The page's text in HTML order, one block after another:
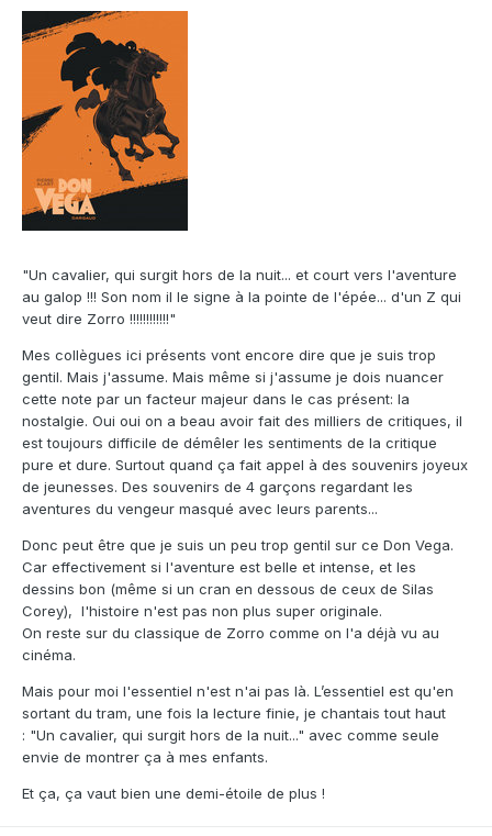
"Un cavalier, qui surgit hors de la nuit... et court vers l'aventure
au galop !!! Son nom il le signe à la pointe de l'épée... d'un Z qui
veut dire Zorro !!!!!!!!!!!!"
Mes collègues ici présents vont encore dire que je suis trop
gentil. Mais j'assume. Mais même si j'assume je dois nuancer
cette note par un facteur majeur dans le cas présent: la
nostalgie. Oui oui on a beau avoir fait des milliers de critiques, il
est toujours difficile de démêler les sentiments de la critique
pure et dure. Surtout quand ça fait appel à des souvenirs joyeux
de jeunesses. Des souvenirs de 4 garçons regardant les
aventures du vengeur masqué avec leurs parents...
Donc peut être que je suis un peu trop gentil sur ce Don Vega.
Car effectivement si l'aventure est belle et intense, et les
dessins bon (même si un cran en dessous de ceux de Silas
Corey), l'histoire n'est pas non plus super originale.
On reste sur du classique de Zorro comme on l'a déjà vu au
cinéma.
Mais pour moi l'essentiel n'est n'ai pas là. L’essentiel est qu'en
sortant du tram, une fois la lecture finie, je chantais tout haut
: "Un cavalier, qui surgit hors de la nuit..." avec comme seule
envie de montrer ça à mes enfants.
Et ça, ça vaut bien une demi-étoile de plus !